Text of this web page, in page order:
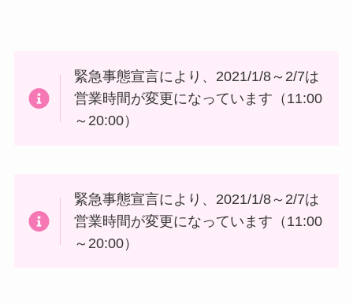
緊急事態宣言により、2021/1/8～2/7は
営業時間が変更になっています（11:00
～20:00）
緊急事態宣言により、2021/1/8～2/7は
営業時間が変更になっています（11:00
～20:00）